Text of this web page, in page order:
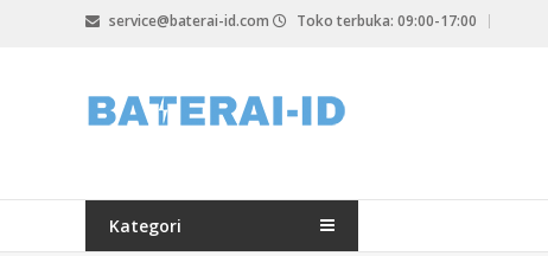
service@baterai-id.com Toko terbuka: 09:00-17:00
bateria-
id.com
Kategori